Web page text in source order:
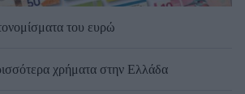
του ευρώ
χρήματα στην Ελλάδα